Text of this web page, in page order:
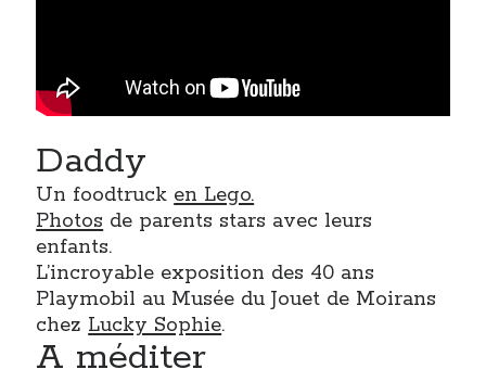
Daddy
Un foodtruck en Lego.
Photos de parents stars avec leurs
enfants.
L’incroyable exposition des 40 ans
Playmobil au Musée du Jouet de Moirans
chez Lucky Sophie.
A méditer